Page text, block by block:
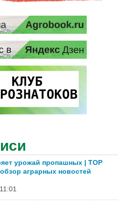
урожай пропашных | TOP
аграрных новостей